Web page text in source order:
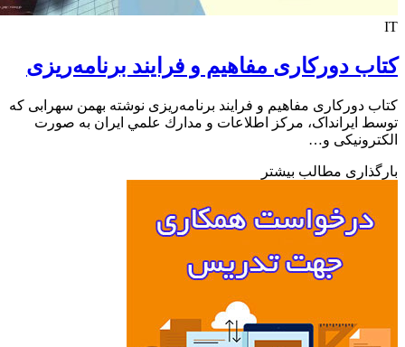
دورکاری مفاهیم و فرایند برنامه‌ریزی
دورکاری مفاهیم و فرایند برنامه‌ریزی نوشته بهمن سهرابی که
ایرانداک، مركز اطلاعات و مدارك علمي ايران به صورت
و…
مطالب بیشتر